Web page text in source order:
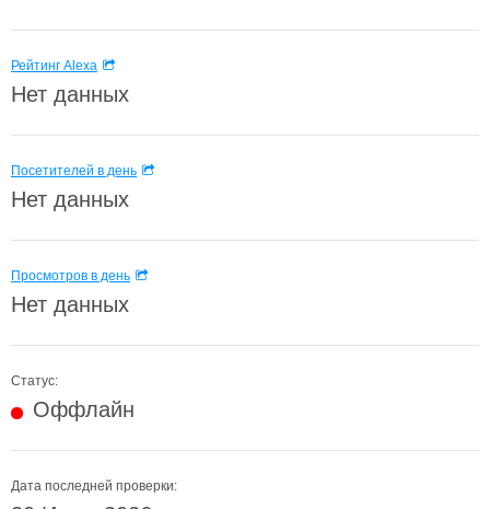
Рейтинг Alexa
Нет данных
Посетителей в день
Нет данных
Просмотров в день
Нет данных
Статус:
Оффлайн
Дата последней проверки: